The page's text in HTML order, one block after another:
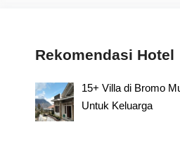
Rekomendasi Hotel
15+ Villa di Bromo
Untuk Keluarga